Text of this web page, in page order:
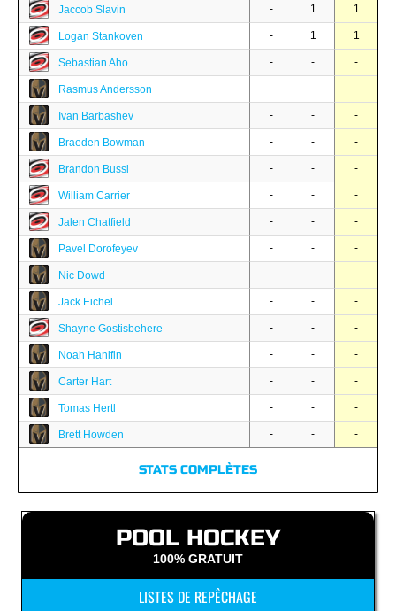
Jaccob Slavin - 1 1
Logan Stankoven - 1 1
Sebastian Aho - - -
Rasmus Andersson - - -
Ivan Barbashev - - -
Braeden Bowman - - -
Brandon Bussi - - -
William Carrier - - -
Jalen Chatfield - - -
Pavel Dorofeyev - - -
Nic Dowd - - -
Jack Eichel - - -
Shayne Gostisbehere - - -
Noah Hanifin - - -
Carter Hart - - -
Tomas Hertl - - -
Brett Howden - - -
STATS COMPLÈTES
POOL HOCKEY
100% GRATUIT
LISTES DE REPÊCHAGE